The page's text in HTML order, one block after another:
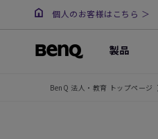
個人のお客様はこちら ＞
製品
BenQ 法人・教育 トップページ